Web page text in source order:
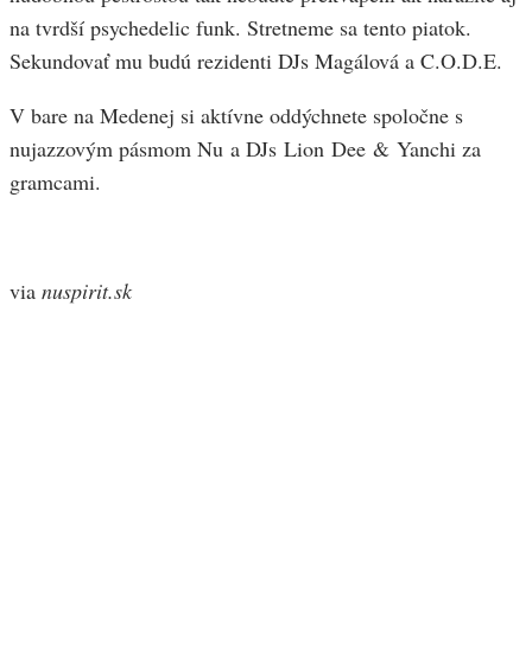
na tvrdší psychedelic funk. Stretneme sa tento piatok.
Sekundovať mu budú rezidenti DJs Magálová a C.O.D.E.
V bare na Medenej si aktívne oddýchnete spoločne s
nujazzovým pásmom Nu a DJs Lion Dee & Yanchi za
gramcami.
via nuspirit.sk